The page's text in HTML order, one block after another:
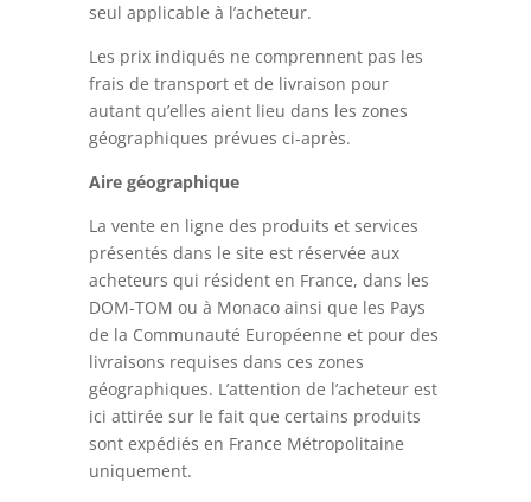
seul applicable à l’acheteur.
Les prix indiqués ne comprennent pas les
frais de transport et de livraison pour
autant qu’elles aient lieu dans les zones
géographiques prévues ci-après.
Aire géographique
La vente en ligne des produits et services
présentés dans le site est réservée aux
acheteurs qui résident en France, dans les
DOM-TOM ou à Monaco ainsi que les Pays
de la Communauté Européenne et pour des
livraisons requises dans ces zones
géographiques. L’attention de l’acheteur est
ici attirée sur le fait que certains produits
sont expédiés en France Métropolitaine
uniquement.